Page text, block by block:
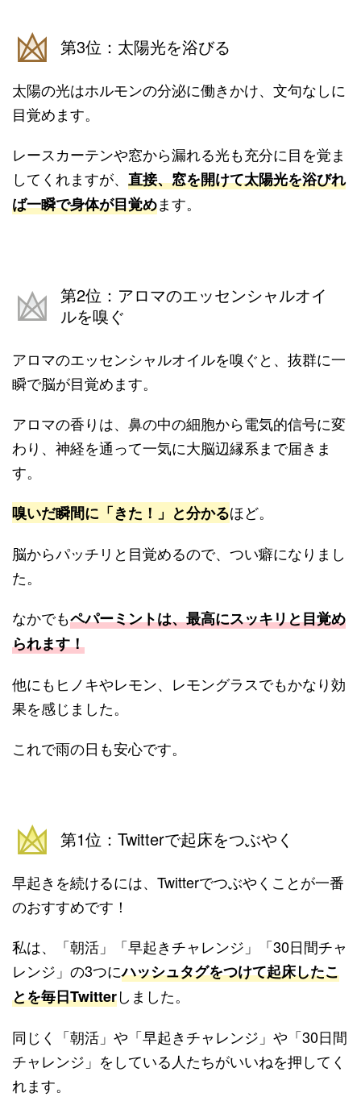
第3位：太陽光を浴びる
太陽の光はホルモンの分泌に働きかけ、文句なしに
目覚めます。
レースカーテンや窓から漏れる光も充分に目を覚ま
してくれますが、 直接、窓を開けて太陽光を浴びれ
ば一瞬で身体が目覚めます。
第2位：アロマのエッセンシャルオイ
ルを嗅ぐ
アロマのエッセンシャルオイルを嗅ぐと、抜群に一
瞬で脳が目覚めます。
アロマの香りは、鼻の中の細胞から電気的信号に変
わり、神経を通って一気に大脳辺縁系まで届きま
す。
嗅いだ瞬間に「きた！」と分かるほど。
脳からパッチリと目覚めるので、つい癖になりまし
た。
なかでもペパーミントは、最高にスッキリと目覚め
られます！
他にもヒノキやレモン、レモングラスでもかなり効
果を感じました。
これで雨の日も安心です。
第1位：Twitterで起床をつぶやく
早起きを続けるには、Twitterでつぶやくことが一番
のおすすめです！
私は、「朝活」「早起きチャレンジ」「30日間チャ
レンジ」の3つにハッシュタグをつけて起床したこ
とを毎日Twitterしました。
同じく「朝活」や「早起きチャレンジ」や「30日間
チャレンジ」をしている人たちがいいねを押してく
れます。